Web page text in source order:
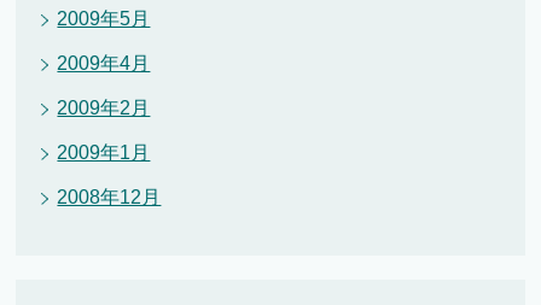
2009年5月
2009年4月
2009年2月
2009年1月
2008年12月